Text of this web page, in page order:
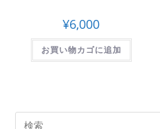
¥6,000
お買い物カゴに追加